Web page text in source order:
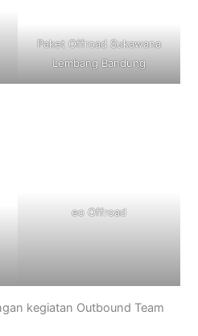
Paket Offroad Sukawana
Lembang Bandung
eo Offroad
kegiatan Outbound Team